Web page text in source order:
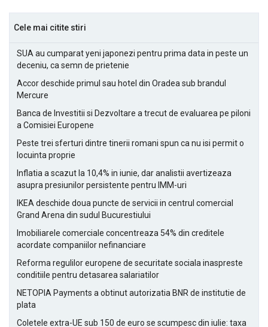
Cele mai citite stiri
SUA au cumparat yeni japonezi pentru prima data in peste un
deceniu, ca semn de prietenie
Accor deschide primul sau hotel din Oradea sub brandul
Mercure
Banca de Investitii si Dezvoltare a trecut de evaluarea pe piloni
a Comisiei Europene
Peste trei sferturi dintre tinerii romani spun ca nu isi permit o
locuinta proprie
Inflatia a scazut la 10,4% in iunie, dar analistii avertizeaza
asupra presiunilor persistente pentru IMM-uri
IKEA deschide doua puncte de servicii in centrul comercial
Grand Arena din sudul Bucurestiului
Imobiliarele comerciale concentreaza 54% din creditele
acordate companiilor nefinanciare
Reforma regulilor europene de securitate sociala inaspreste
conditiile pentru detasarea salariatilor
NETOPIA Payments a obtinut autorizatia BNR de institutie de
plata
Coletele extra-UE sub 150 de euro se scumpesc din iulie: taxa